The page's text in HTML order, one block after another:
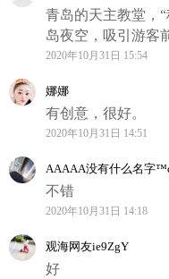
青岛的天主教堂，
岛夜空，吸引游客
2020年10月31日 15:54
娜娜
有创意，很好。
2020年10月31日 14:51
AAAAA没有什么名字
不错
2020年10月31日 14:18
观海网友ie9ZgY
好